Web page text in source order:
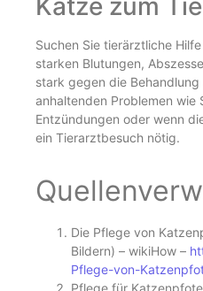
Suchen Sie tierärztliche
starken Blutungen,
stark gegen die
anhaltenden Problemen wie
Entzündungen oder wenn
ein Tierarztbesuch nötig.
Die Pflege von
Bildern) – wikiHow –
Pflege-von-
Pflege für